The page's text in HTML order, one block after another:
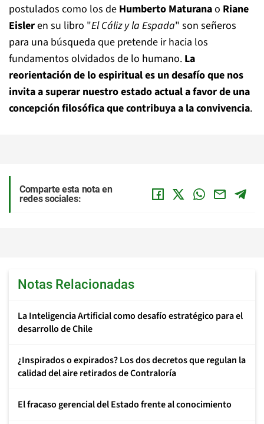
postulados como los de Humberto Maturanao Riane
Eisleren su libro "El Cáliz y la Espada" son señeros
para una búsqueda que pretende ir hacia los
fundamentos olvidados de lo humano. La
reorientación de lo espiritual es un desafío que nos
invita a superar nuestro estado actual a favor de una
concepción filosófica que contribuya a la convivencia.
Comparte esta nota en
redes sociales:
Notas Relacionadas
La Inteligencia Artificial como desafío estratégico para el
desarrollo de Chile
¿Inspirados o expirados? Los dos decretos que regulan la
calidad del aire retirados de Contraloría
El fracaso gerencial del Estado frente al conocimiento